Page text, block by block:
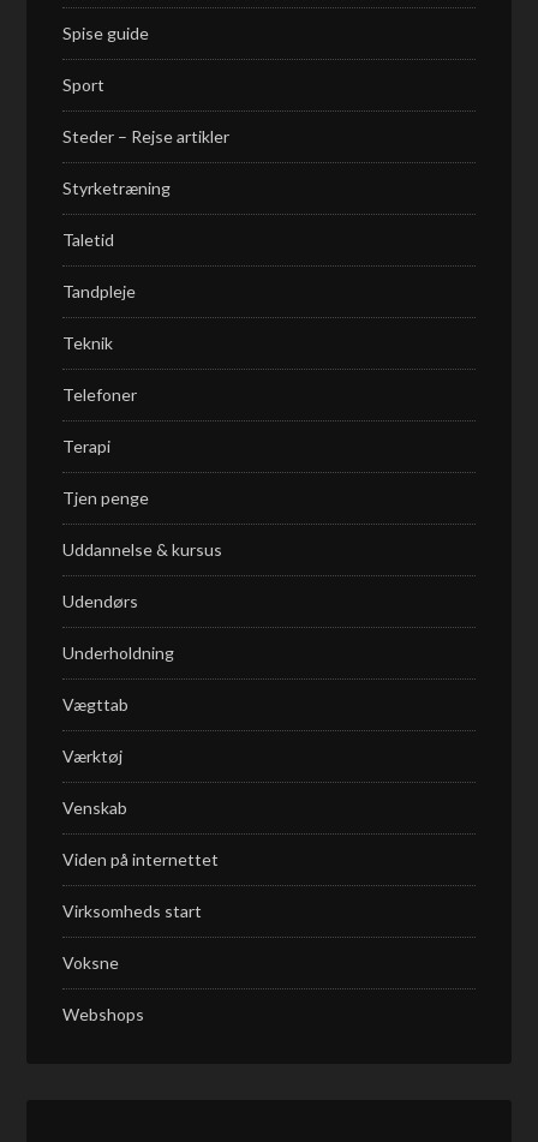
Spise guide
Sport
Steder – Rejse artikler
Styrketræning
Taletid
Tandpleje
Teknik
Telefoner
Terapi
Tjen penge
Uddannelse & kursus
Udendørs
Underholdning
Vægttab
Værktøj
Venskab
Viden på internettet
Virksomheds start
Voksne
Webshops